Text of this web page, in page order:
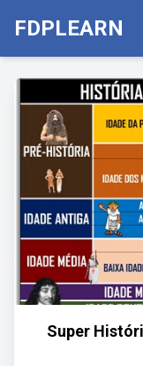
FDPLEARN
Super